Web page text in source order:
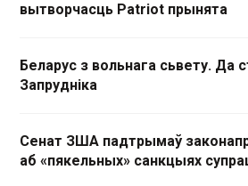
вытворчасць Patriot прынята
Беларус з вольнага сьвету. Да
Запрудніка
Сенат ЗША падтрымаў
аб «пякельных» санкцыях